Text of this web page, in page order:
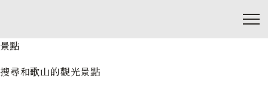
景點
搜尋和歌山的觀光景點